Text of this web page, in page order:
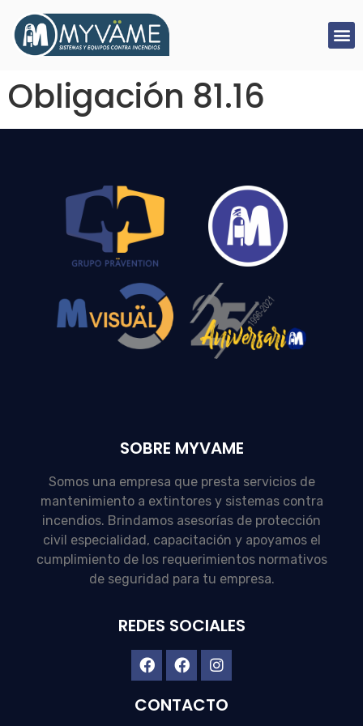
Obligación 81.16
SOBRE MYVAME
Somos una empresa que presta servicios de
mantenimiento a extintores y sistemas contra
incendios. Brindamos asesorías de protección
civil especialidad, capacitación y apoyamos el
cumplimiento de los requerimientos normativos
de seguridad para tu empresa.
REDES SOCIALES
CONTACTO